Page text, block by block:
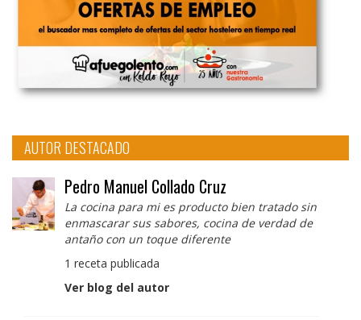
AUTOR DESTACADO
Pedro Manuel Collado Cruz
La cocina para mi es producto bien tratado sin
enmascarar sus sabores, cocina de verdad de
antaño con un toque diferente
1 receta publicada
Ver blog del autor